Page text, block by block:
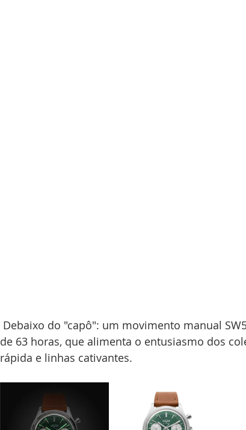
Debaixo do "capô": um movimento manual
de 63 horas, que alimenta o entusiasmo dos
rápida e linhas cativantes.